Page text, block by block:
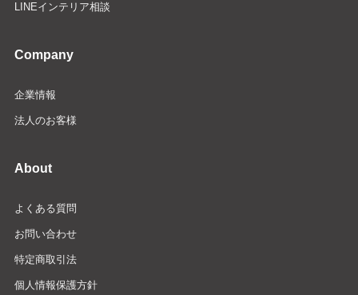
LINEインテリア相談
Company
企業情報
法人のお客様
About
よくある質問
お問い合わせ
特定商取引法
個人情報保護方針